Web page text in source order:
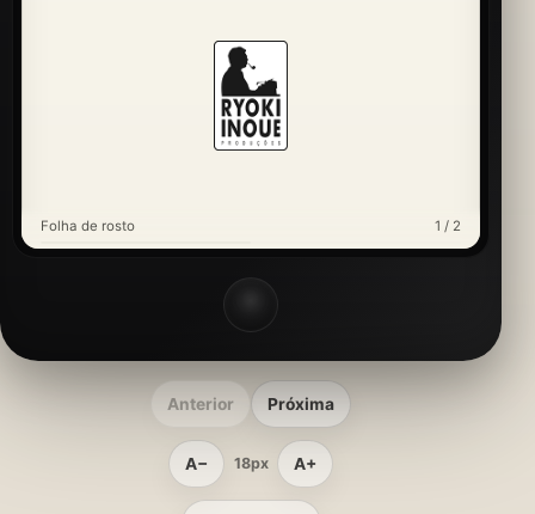
Folha de rosto 1 / 2
Anterior Próxima
A− 18px A+